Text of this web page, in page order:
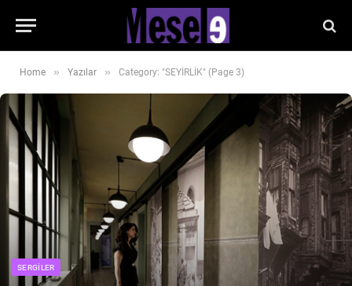
Home » Yazılar » Category: "SEYİRLİK" (Page 3)
SERGILER